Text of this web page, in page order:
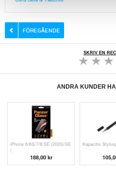
SKRIV EN
ANDRA KUNDER
iPhone 6/6S/7/8/SE (2020)/SE
(
188,00 kr
Kapacitiv